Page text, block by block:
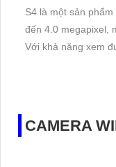
S4 là một sản
đến 4.0 megapixel,
Với khả năng xem
CAMERA